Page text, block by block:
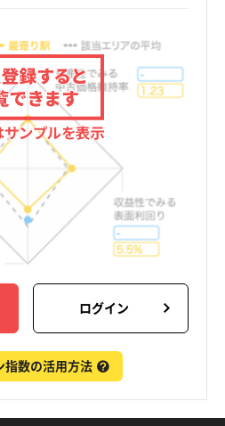
ログイン
指数の活用方法